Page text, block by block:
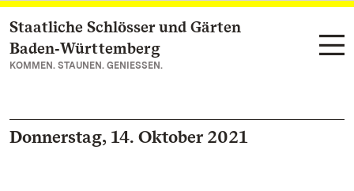
Zum Hauptinhalt springen
Staatliche Schlösser und Gärten
Baden‑Württemberg
KOMMEN. STAUNEN. GENIESSEN.
Donnerstag, 14. Oktober 2021